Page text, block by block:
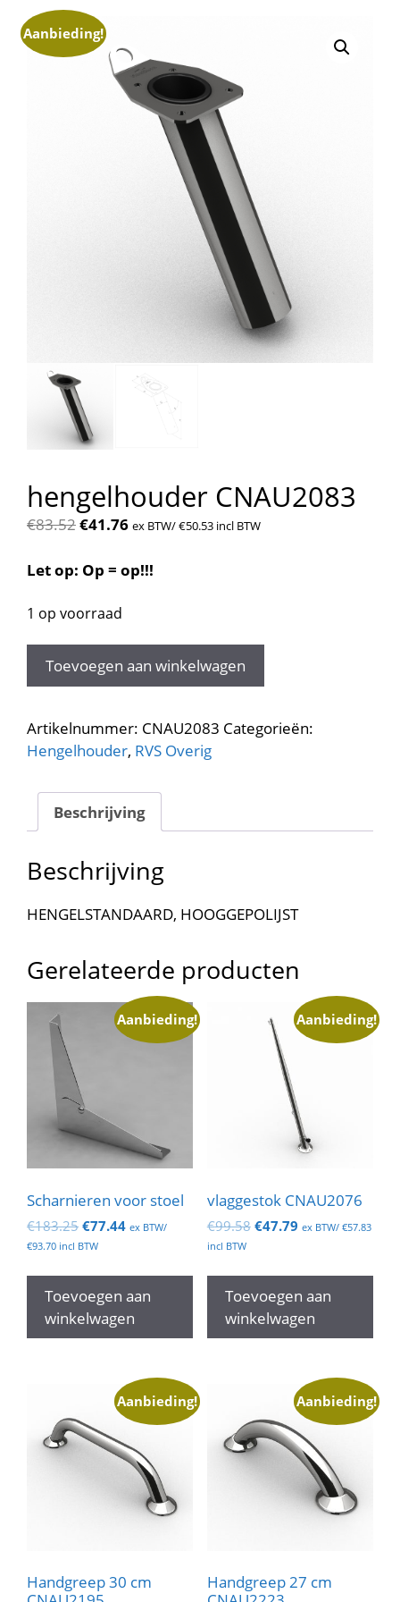
Aanbieding!
hengelhouder CNAU2083
€83.52Oorspronkelijke
was:
€41.76Huidige
is:
ex BTW/€50.53 incl BTW
Let op: Op = op!!!
1 op voorraad
CNAU2083
Toevoegen aan winkelwagen
Artikelnummer: CNAU2083 Categorieën:
Hengelhouder, RVS Overig
Beschrijving
Beschrijving
HENGELSTANDAARD, HOOGGEPOLIJST
Gerelateerde producten
Aanbieding!
Scharnieren voor stoel
€183.25 Oorspronkelijke
prijs
€183.25.
€77.44Huidige
€77.44.
ex BTW/
€93.70 incl BTW
Toevoegen aan
winkelwagen
Aanbieding!
vlaggestok CNAU2076
€99.58 Oorspronkelijke
€99.58.
€47.79Huidige
€47.79.
ex BTW/ €57.83
incl BTW
Toevoegen aan
winkelwagen
Aanbieding!
Handgreep 30 cm
Aanbieding!
Handgreep 27 cm